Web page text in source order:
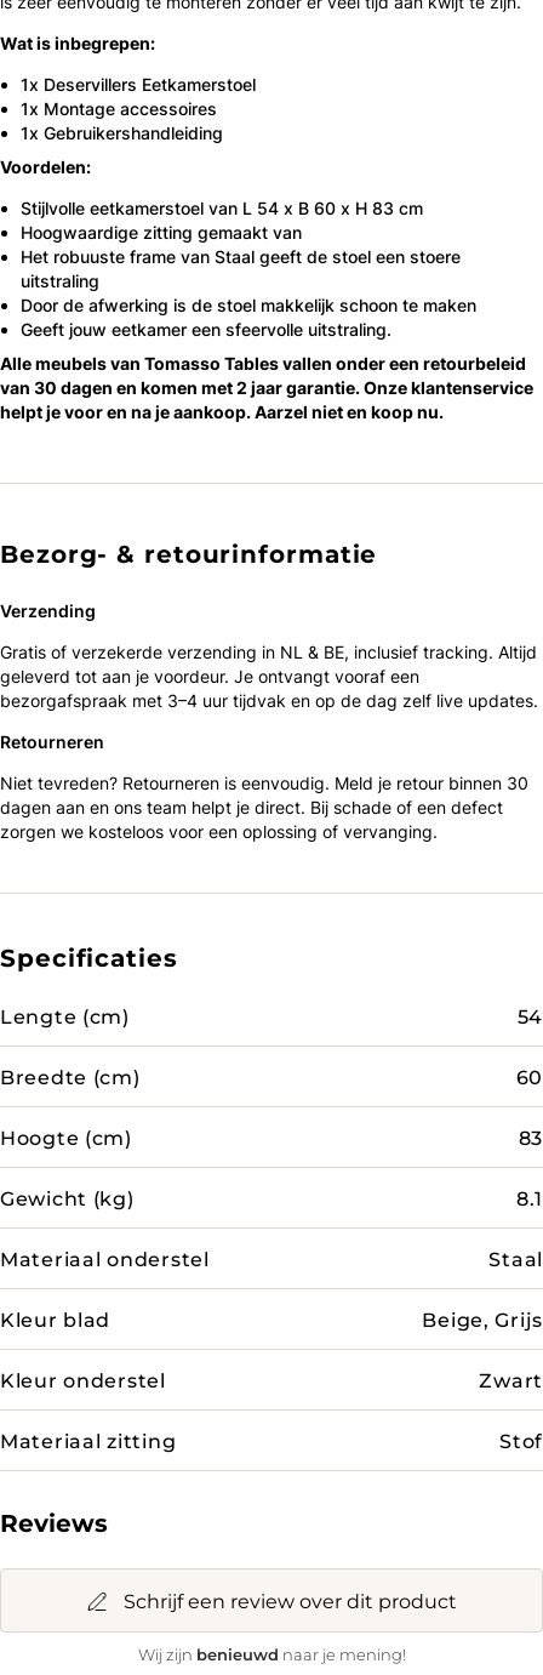
Wat is inbegrepen:
1x Deservillers Eetkamerstoel
1x Montage accessoires
1x Gebruikershandleiding
Voordelen:
Stijlvolle eetkamerstoel van L 54 x B 60 x H 83 cm
Hoogwaardige zitting gemaakt van
Het robuuste frame van Staal geeft de stoel een stoere
uitstraling
Door de afwerking is de stoel makkelijk schoon te maken
Geeft jouw eetkamer een sfeervolle uitstraling.
Alle meubels van Tomasso Tables vallen onder een retourbeleid
van 30 dagen en komen met 2 jaar garantie. Onze klantenservice
helpt je voor en na je aankoop. Aarzel niet en koop nu.
Bezorg- & retourinformatie
Verzending
Gratis of verzekerde verzending in NL & BE, inclusief tracking. Altijd
geleverd tot aan je voordeur. Je ontvangt vooraf een
bezorgafspraak met 3–4 uur tijdvak en op de dag zelf live updates.
Retourneren
Niet tevreden? Retourneren is eenvoudig. Meld je retour binnen 30
dagen aan en ons team helpt je direct. Bij schade of een defect
zorgen we kosteloos voor een oplossing of vervanging.
Specificaties
Lengte (cm) 54
Breedte (cm) 60
Hoogte (cm) 83
Gewicht (kg) 8.1
Materiaal onderstel Staal
Kleur blad Beige, Grijs
Kleur onderstel Zwart
Materiaal zitting Stof
Reviews
Schrijf een review over dit product
Wij zijn benieuwd naar je mening!